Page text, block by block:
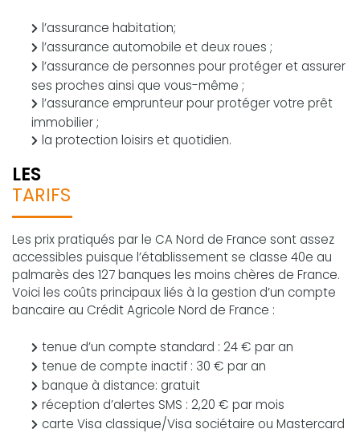
l’assurance habitation;
l’assurance automobile et deux roues ;
l’assurance de personnes pour protéger et assurer
ses proches ainsi que vous-même ;
l’assurance emprunteur pour protéger votre prêt
immobilier ;
la protection loisirs et quotidien.
LES
TARIFS
Les prix pratiqués par le CA Nord de France sont assez
accessibles puisque l’établissement se classe 40e au
palmarès des 127 banques les moins chères de France.
Voici les coûts principaux liés à la gestion d’un compte
bancaire au Crédit Agricole Nord de France :
tenue d’un compte standard : 24 € par an
tenue de compte inactif : 30 € par an
banque à distance: gratuit
réception d’alertes SMS : 2,20 € par mois
carte Visa classique/Visa sociétaire ou Mastercard